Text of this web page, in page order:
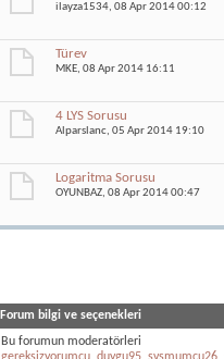
ilayza1534, 08 Apr 2014 00:12
Türev
MKE, 08 Apr 2014 16:11
4 LYS Sorusu
Alparslanc, 05 Apr 2014 19:10
Logaritma Sorusu
OYUNBAZ, 08 Apr 2014 00:47
Forum bilgi ve seçenekleri
Bu forumun moderatörleri